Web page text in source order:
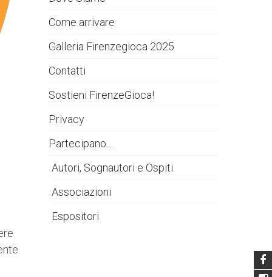
Come arrivare
Galleria Firenzegioca 2025
Contatti
Sostieni FirenzeGioca!
Privacy
Partecipano…
Autori, Sognautori e Ospiti
Associazioni
Espositori